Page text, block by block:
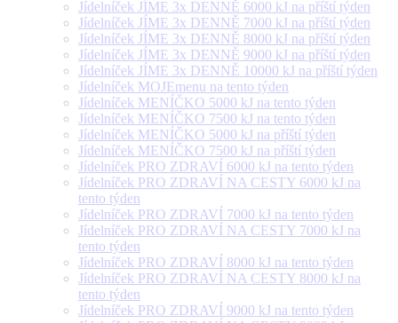
Jídelníček JÍME 3x DENNĚ 6000 kJ na příští týden
Jídelníček JÍME 3x DENNĚ 7000 kJ na příští týden
Jídelníček JÍME 3x DENNĚ 8000 kJ na příští týden
Jídelníček JÍME 3x DENNĚ 9000 kJ na příští týden
Jídelníček JÍME 3x DENNĚ 10000 kJ na příští týden
Jídelníček MOJEmenu na tento týden
Jídelníček MENÍČKO 5000 kJ na tento týden
Jídelníček MENÍČKO 7500 kJ na tento týden
Jídelníček MENÍČKO 5000 kJ na příští týden
Jídelníček MENÍČKO 7500 kJ na příští týden
Jídelníček PRO ZDRAVÍ 6000 kJ na tento týden
Jídelníček PRO ZDRAVÍ NA CESTY 6000 kJ na
tento týden
Jídelníček PRO ZDRAVÍ 7000 kJ na tento týden
Jídelníček PRO ZDRAVÍ NA CESTY 7000 kJ na
tento týden
Jídelníček PRO ZDRAVÍ 8000 kJ na tento týden
Jídelníček PRO ZDRAVÍ NA CESTY 8000 kJ na
tento týden
Jídelníček PRO ZDRAVÍ 9000 kJ na tento týden